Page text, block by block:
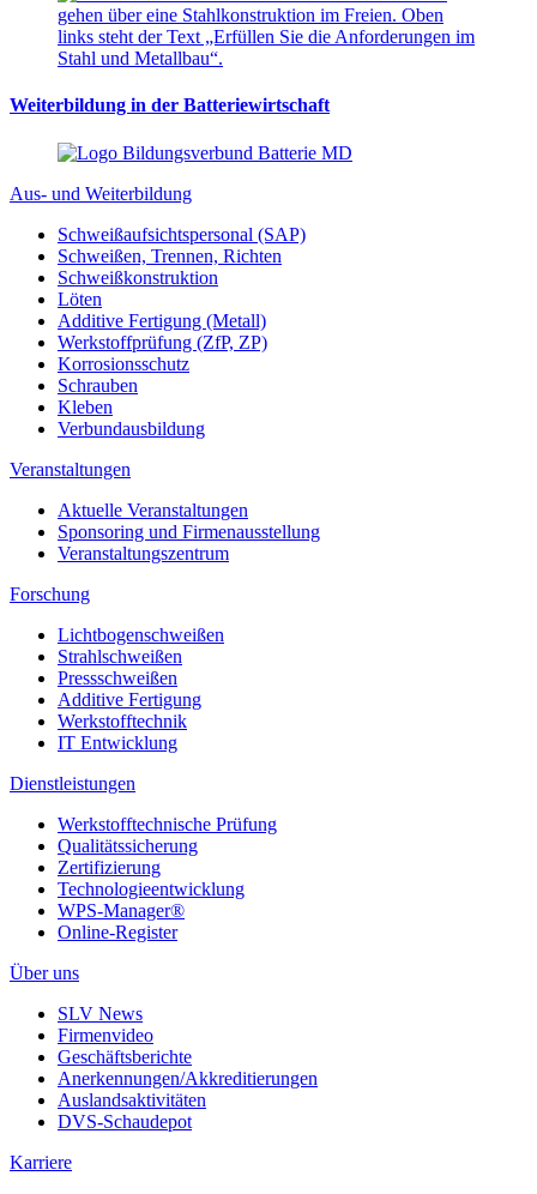
Weiterbildung in der Batteriewirtschaft
Aus- und Weiterbildung
Schweißaufsichtspersonal (SAP)
Schweißen, Trennen, Richten
Schweißkonstruktion
Löten
Additive Fertigung (Metall)
Werkstoffprüfung (ZfP, ZP)
Korrosionsschutz
Schrauben
Kleben
Verbundausbildung
Veranstaltungen
Aktuelle Veranstaltungen
Sponsoring und Firmenausstellung
Veranstaltungszentrum
Forschung
Lichtbogenschweißen
Strahlschweißen
Pressschweißen
Additive Fertigung
Werkstofftechnik
IT Entwicklung
Dienstleistungen
Werkstofftechnische Prüfung
Qualitätssicherung
Zertifizierung
Technologieentwicklung
WPS-Manager®
Online-Register
Über uns
SLV News
Firmenvideo
Geschäftsberichte
Anerkennungen/Akkreditierungen
Auslandsaktivitäten
DVS-Schaudepot
Karriere